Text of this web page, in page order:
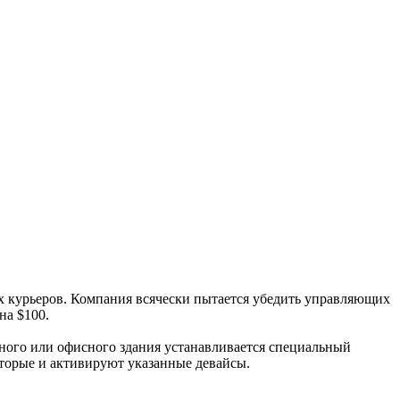
курьеров. Компания всячески пытается убедить управляющих
$100.
или офисного здания устанавливается специальный
и активируют указанные девайсы.